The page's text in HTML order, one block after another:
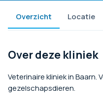
Overzicht Locatie
Over deze kliniek
Veterinaire kliniek in Baarn.
gezelschapsdieren.